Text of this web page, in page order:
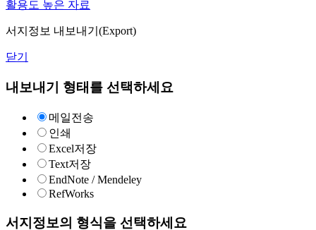
활용도 높은 자료
서지정보 내보내기(Export)
닫기
내보내기 형태를 선택하세요
메일전송
인쇄
Excel저장
Text저장
EndNote / Mendeley
RefWorks
서지정보의 형식을 선택하세요